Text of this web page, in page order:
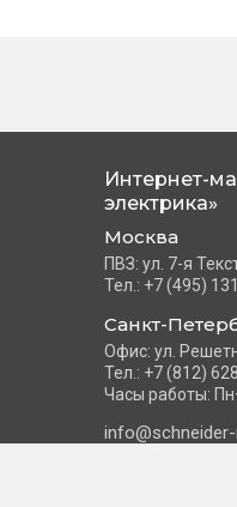
Интернет-
электрика»
Москва
ПВЗ: ул. 7-я
Тел.: +7 (495)
Санкт-
Офис: ул.
Тел.: +7 (812)
Часы работы: